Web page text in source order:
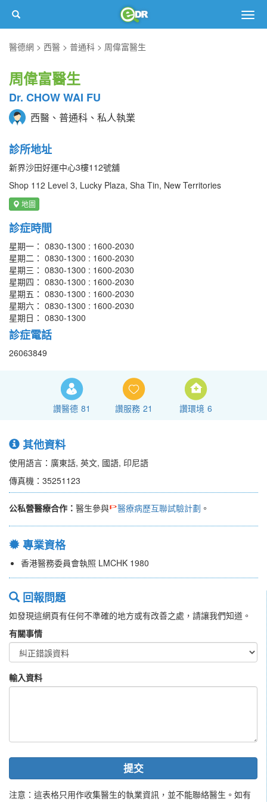
醫德網
西醫 普通科 周偉富醫生
周偉富醫生
Dr. CHOW WAI FU
西醫、普通科、私人執業
診所地址
新界沙田好運中心3樓112號舖
Shop 112 Level 3, Lucky Plaza, Sha Tin, New Territories
地圖
診症時間
星期一： 0830-1300 : 1600-2030
星期二： 0830-1300 : 1600-2030
星期三： 0830-1300 : 1600-2030
星期四： 0830-1300 : 1600-2030
星期五： 0830-1300 : 1600-2030
星期六： 0830-1300 : 1600-2030
星期日： 0830-1300
診症電話
26063849
讚醫德 81 讚服務 21 讚環境 6
其他資料
使用語言：廣東話, 英文, 國語, 印尼語
傳真機：35251123
公私營醫療合作： 醫生參與 醫療病歷互聯試驗計劃 。
專業資格
香港醫務委員會執照 LMCHK 1980
回報問題
如發現這網頁有任何不準確的地方或有改善之處，請讓我們知道。
有關事情
輸入資料
提交
注意：這表格只用作收集醫生的執業資訊，並不能聯絡醫生。如有